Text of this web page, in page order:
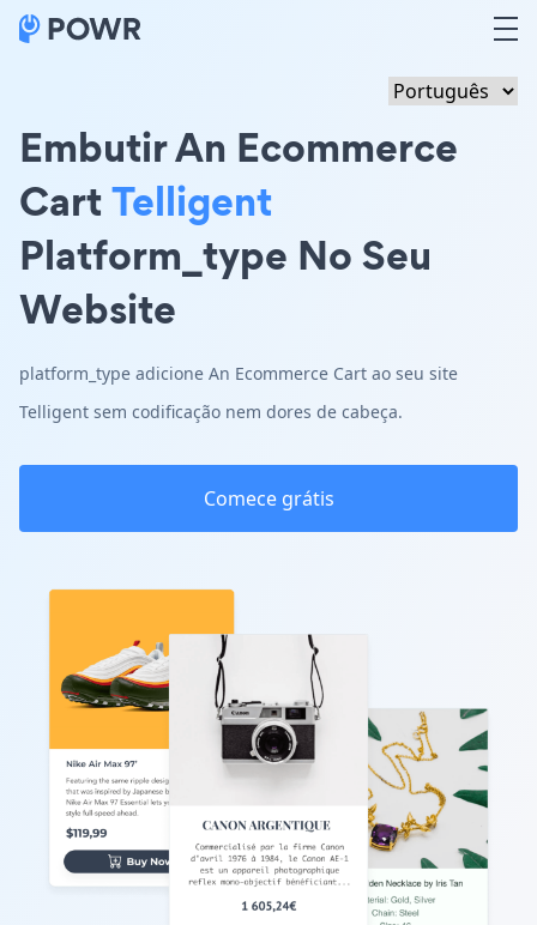
Embutir An Ecommerce
CartTelligent
Platform_type No Seu
Website
platform_type adicione An Ecommerce Cart ao seu site
Telligent sem codificação nem dores de cabeça.
Comece grátis